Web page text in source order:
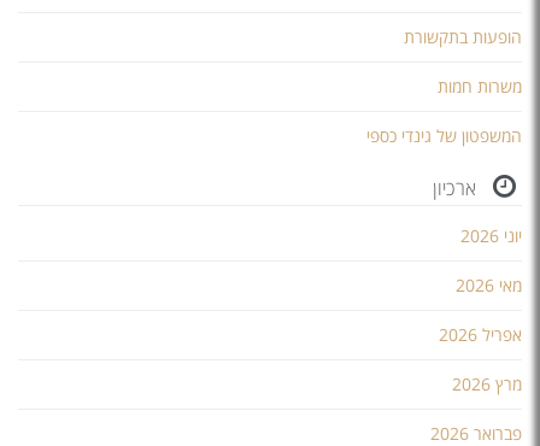
הופעות בתקשורת
משרות חמות
המשפטון של גינדי כספי
ארכיון
יוני 2026
מאי 2026
אפריל 2026
מרץ 2026
פברואר 2026